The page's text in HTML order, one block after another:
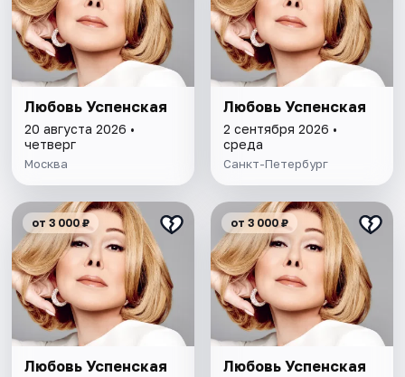
Любовь Успенская
20 августа 2026 •
четверг
Москва
Любовь Успенская
2 сентября 2026 •
среда
Санкт-Петербург
от 3 000 ₽
Любовь Успенская
от 3 000 ₽
Любовь Успенская